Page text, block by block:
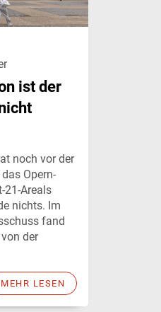
ist der
noch vor der
Opern-
21-Areals
nichts. Im
fand
der
MEHR LESEN